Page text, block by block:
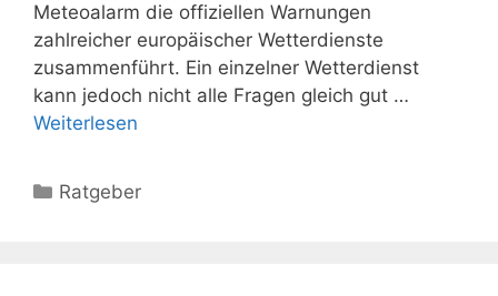
Meteoalarm die offiziellen Warnungen
zahlreicher europäischer Wetterdienste
zusammenführt. Ein einzelner Wetterdienst
kann jedoch nicht alle Fragen gleich gut …
Weiterlesen
Kategorien
Ratgeber